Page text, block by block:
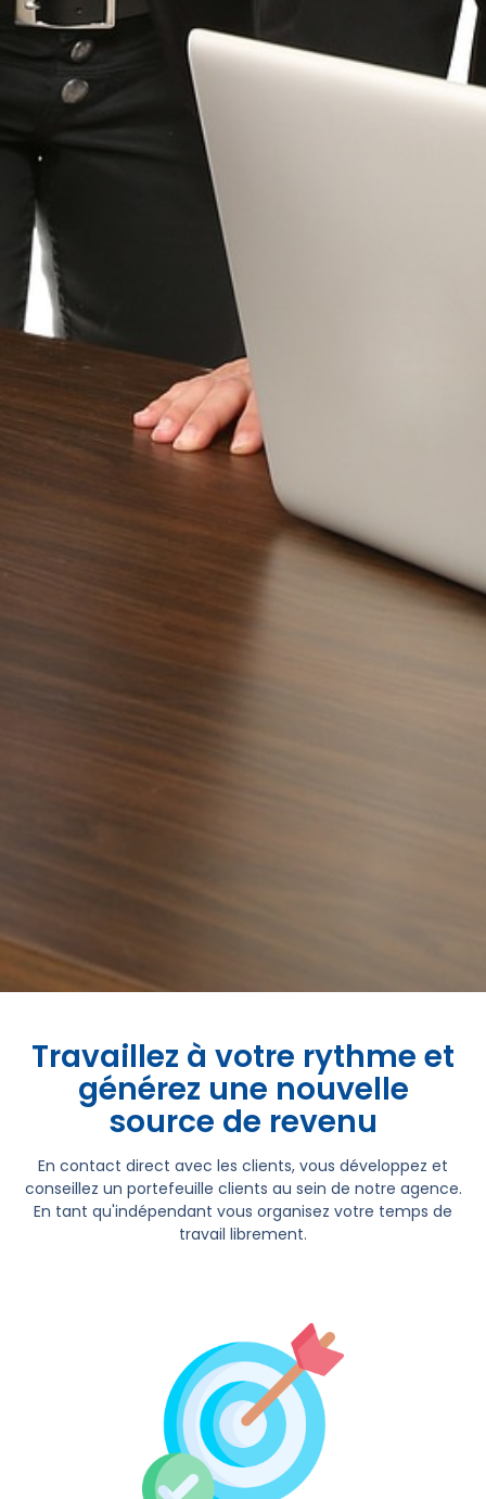
Travaillez à votre rythme et
générez une nouvelle
source de revenu
En contact direct avec les clients, vous développez et
conseillez un portefeuille clients au sein de notre agence.
En tant qu'indépendant vous organisez votre temps de
travail librement.